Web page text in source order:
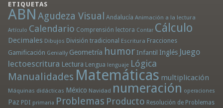
ETIQUETAS
ABN Agudeza Visual Andalucía Animación a la lectura
Artículo Calendario Comprensión lectora Contar Cálculo
Decimales Dibujos División tradicional Escritura Fracciones
Gamificación Genially Geometría humor Infantil Inglés Juego
lectoescritura Lectura Lengua lenguaje Lógica
Manualidades Matemáticas multiplicación
Máquinas didácticas México Navidad numeración operaciones
Paz PDI primaria Problemas Producto Resolución de Problemas